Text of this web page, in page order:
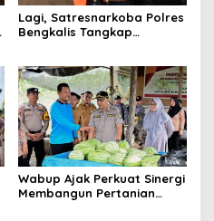
Lagi, Satresnarkoba Polres
Bengkalis Tangkap
Wabup Ajak Perkuat Sinergi
Membangun Pertanian